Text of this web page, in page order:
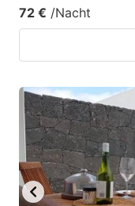
72 € /Nacht